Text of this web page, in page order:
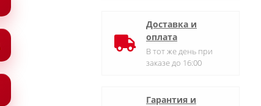
Доставка и
оплата
В тот же день при
заказе до 16:00
Гарантия и